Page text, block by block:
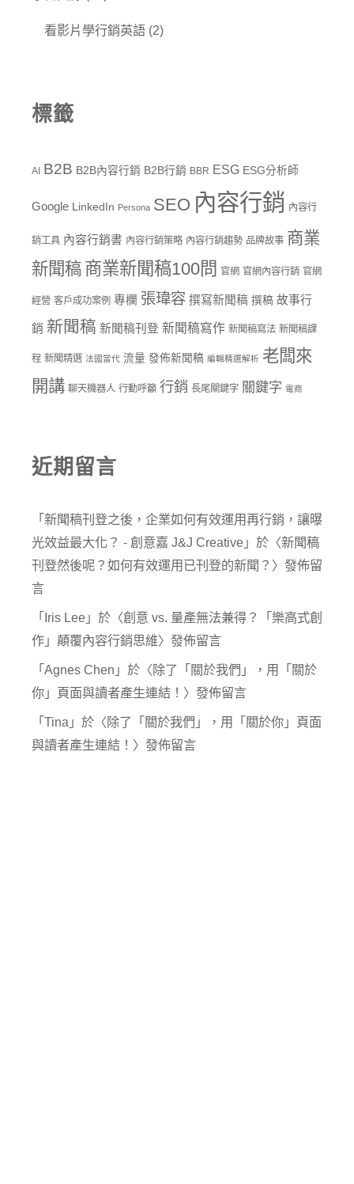
看影片學行銷英語 (2)
標籤
AI B2B B2B內容行銷 B2B行銷 BBR ESG ESG分析師
Google LinkedIn Persona SEO 內容行銷 內容行
銷工具 內容行銷書 內容行銷策略 內容行銷趨勢 品牌故事 商業
新聞稿 商業新聞稿100問 官網 官網內容行銷 官網
經營 客戶成功案例 專欄 張瑋容 撰寫新聞稿 撰稿 故事行
銷 新聞稿 新聞稿刊登 新聞稿寫作 新聞稿寫法 新聞稿課
程 新聞精選 法國當代 流量 發佈新聞稿 編輯精選解析 老闆來
開講 聊天機器人 行動呼籲 行銷 長尾關鍵字 關鍵字 電商
近期留言
「 新聞稿刊登之後，企業如何有效運用再行銷，讓曝
光效益最大化？ - 創意嘉 J&J Creative 」於〈新聞稿
刊登然後呢？如何有效運用已刊登的新聞？ 〉發佈留
言
「 Iris Lee 」於〈創意 vs. 量產無法兼得？「樂高式創
作」顛覆內容行銷思維〉發佈留言
「 Agnes Chen 」於〈除了「關於我們」，用「關於
你」頁面與讀者產生連結！ 〉發佈留言
「 Tina 」於〈除了「關於我們」，用「關於你」頁面
與讀者產生連結！ 〉發佈留言